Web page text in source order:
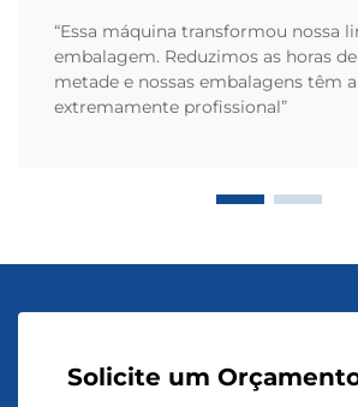
“Essa máquina transformou nossa
embalagem. Reduzimos as horas
metade e nossas embalagens têm
extremamente profissional”
Solicite um